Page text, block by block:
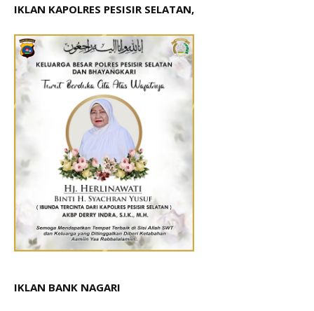
IKLAN KAPOLRES PESISIR SELATAN,
IKLAN BANK NAGARI